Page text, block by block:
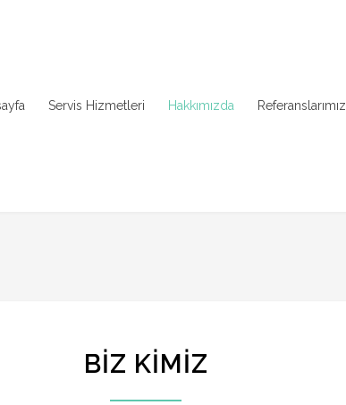
Servis Hizmetleri Hakkımızda Referanslarımız
BİZ KİMİZ